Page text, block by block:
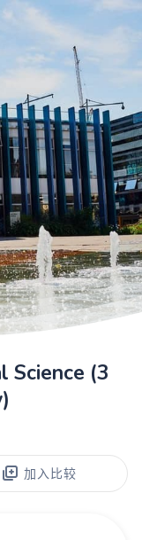
Science (3
加入比较